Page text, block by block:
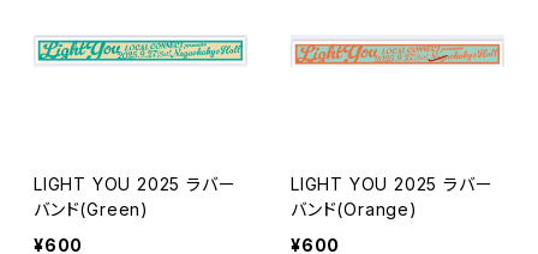
LIGHT YOU 2025 ラバー
バンド(Green)
¥600
LIGHT YOU 2025 ラバー
バンド(Orange)
¥600